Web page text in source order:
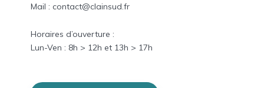
Mail : contact@clainsud.fr
Horaires d’ouverture :
Lun-Ven : 8h > 12h et 13h > 17h